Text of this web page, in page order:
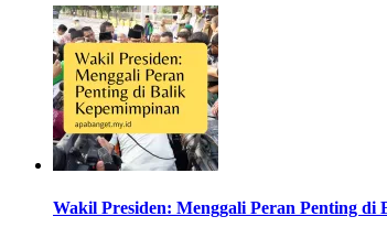
Wakil Presiden: Menggali Peran Penting di